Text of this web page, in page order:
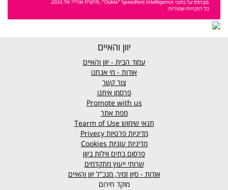
יוון והאיים
עמוד הבית - יוון והאיים
אודות - מי אנחנו
צור קשר
פרסמו איתנו
Promote with us
מפת אתר
תנאי שימוש
מדיניות פרטיות Privecy
מדיניות עוגיות Cookies
פרסום בתים ווילות ביוון
שרותי ייעוץ מתקדמים
אודות - סיון זמיר, מנכ"ל יוון והאיים
מוקד חירום